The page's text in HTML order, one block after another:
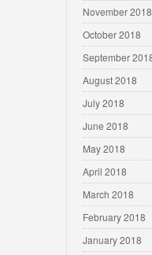
November 2018
October 2018
September
August 2018
July 2018
June 2018
May 2018
April 2018
March 2018
February 2018
January 2018